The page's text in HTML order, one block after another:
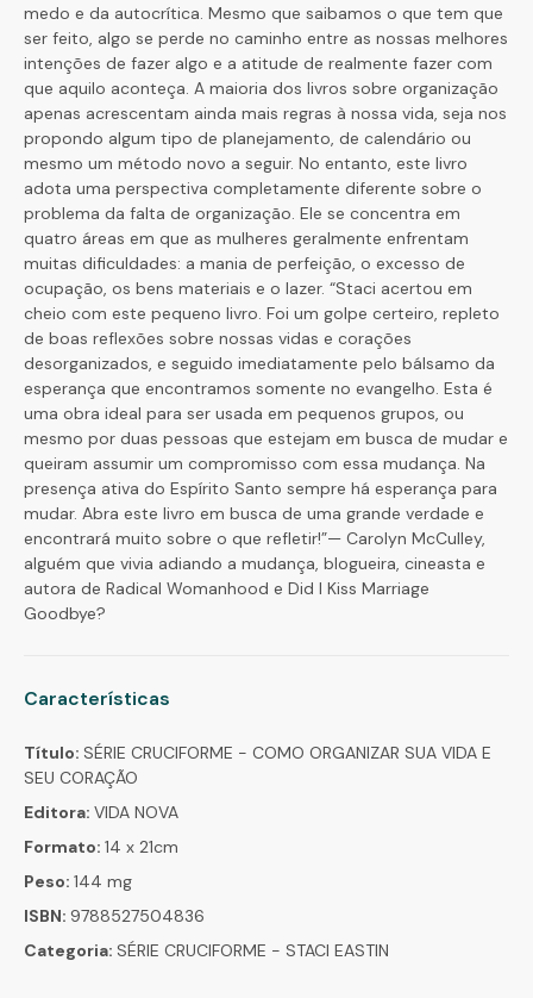
medo e da autocrítica. Mesmo que saibamos o que tem que
ser feito, algo se perde no caminho entre as nossas melhores
intenções de fazer algo e a atitude de realmente fazer com
que aquilo aconteça. A maioria dos livros sobre organização
apenas acrescentam ainda mais regras à nossa vida, seja nos
propondo algum tipo de planejamento, de calendário ou
mesmo um método novo a seguir. No entanto, este livro
adota uma perspectiva completamente diferente sobre o
problema da falta de organização. Ele se concentra em
quatro áreas em que as mulheres geralmente enfrentam
muitas dificuldades: a mania de perfeição, o excesso de
ocupação, os bens materiais e o lazer. “Staci acertou em
cheio com este pequeno livro. Foi um golpe certeiro, repleto
de boas reflexões sobre nossas vidas e corações
desorganizados, e seguido imediatamente pelo bálsamo da
esperança que encontramos somente no evangelho. Esta é
uma obra ideal para ser usada em pequenos grupos, ou
mesmo por duas pessoas que estejam em busca de mudar e
queiram assumir um compromisso com essa mudança. Na
presença ativa do Espírito Santo sempre há esperança para
mudar. Abra este livro em busca de uma grande verdade e
encontrará muito sobre o que refletir!”— Carolyn McCulley,
alguém que vivia adiando a mudança, blogueira, cineasta e
autora de Radical Womanhood e Did I Kiss Marriage
Goodbye?
Características
Título: SÉRIE CRUCIFORME - COMO ORGANIZAR SUA VIDA E
SEU CORAÇÃO
Editora: VIDA NOVA
Formato: 14 x 21cm
Peso: 144 mg
ISBN: 9788527504836
Categoria: SÉRIE CRUCIFORME - STACI EASTIN